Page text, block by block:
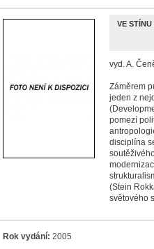
VE
vyd. A.
Záměrem
jeden z
pomezí
disciplína
(Stein
světového
Rok vydání: 2005